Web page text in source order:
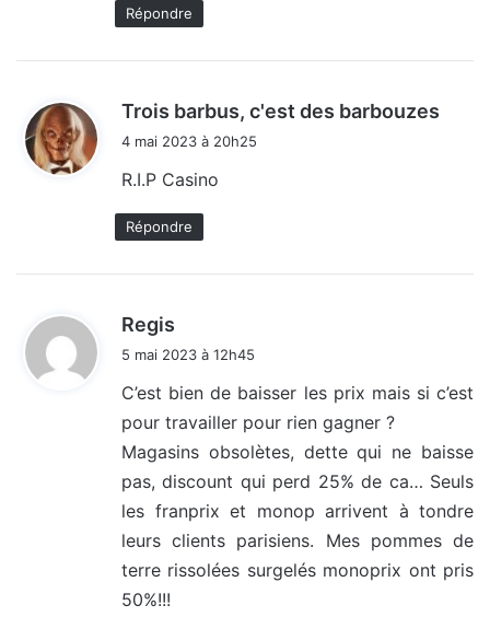
Répondre
Trois barbus, c'est des barbouzes
4 mai 2023 à 20h25
R.I.P Casino
Répondre
Regis
i
:
5 mai 2023 à 12h45
C’est bien de baisser les prix mais si c’est
pour travailler pour rien gagner ?
Magasins obsolètes, dette qui ne baisse
pas, discount qui perd 25% de ca… Seuls
les franprix et monop arrivent à tondre
leurs clients parisiens. Mes pommes de
terre rissolées surgelés monoprix ont pris
50%!!!